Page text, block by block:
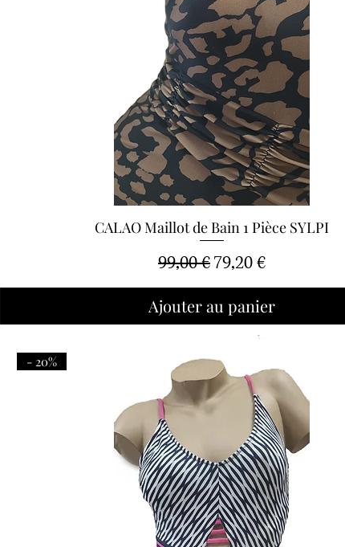
Aperçu rapide
CALAO Maillot de Bain 1 Pièce SYLPI
Prix original
99,00 €Prix promotionnel
79,20 €
Ajouter au panier
- 20%